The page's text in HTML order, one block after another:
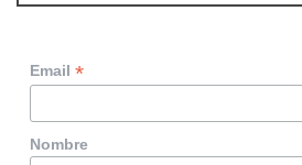
Email*
Nombre